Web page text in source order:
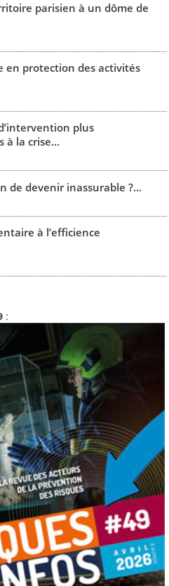
parisien à un dôme de
en protection des activités
plus
à la crise...
de devenir inassurable ?...
à l’efficience
: